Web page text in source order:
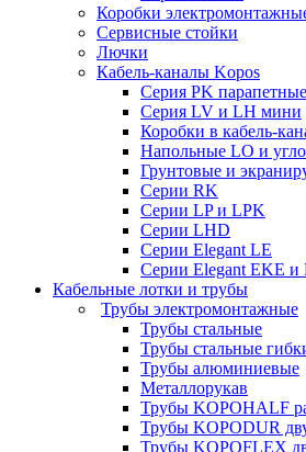
Коробки
Сервисные стойки
Лючки
Кабель-каналы Kopos
Серия PK парапетные
Серия LV и LH мини
Коробки в кабель-
Напольные LO и
Грунтовые и
Серии RK
Серии LP и LPK
Серии LHD
Серии Elegant LE
Серии Elegant EKE и
Кабельные лотки и трубы
Трубы электромонтажные
Трубы стальные
Трубы стальные
Трубы алюминиевые
Металлорукав
Трубы KOPOHALF
Трубы KOPODUR
Трубы KOPOFLEX